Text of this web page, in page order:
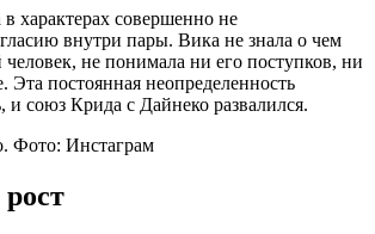
характерах совершенно не
внутри пары. Вика не знала о чем
человек, не понимала ни его поступков, ни
Эта постоянная неопределенность
и союз Крида с Дайнеко развалился.
Фото: Инстаграм